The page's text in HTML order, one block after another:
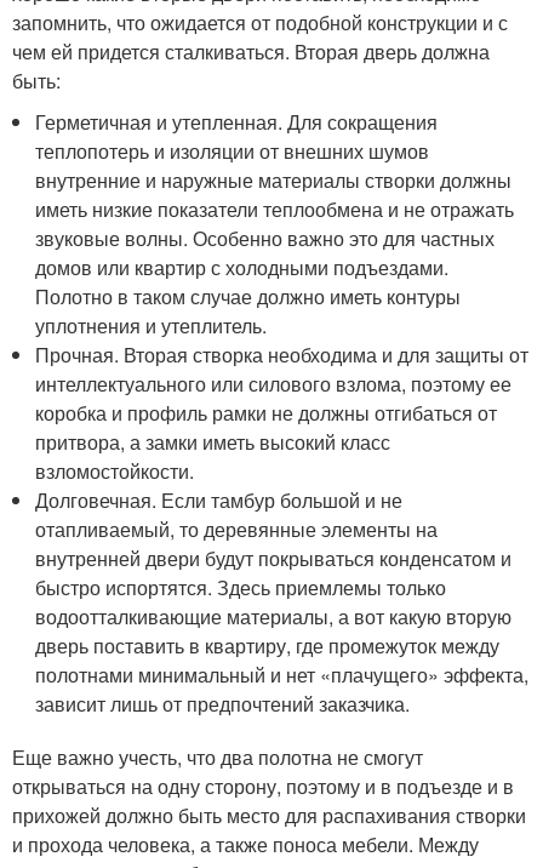
запомнить, что ожидается от подобной конструкции и с
чем ей придется сталкиваться. Вторая дверь должна
быть:
Герметичная и утепленная. Для сокращения
теплопотерь и изоляции от внешних шумов
внутренние и наружные материалы створки должны
иметь низкие показатели теплообмена и не отражать
звуковые волны. Особенно важно это для частных
домов или квартир с холодными подъездами.
Полотно в таком случае должно иметь контуры
уплотнения и утеплитель.
Прочная. Вторая створка необходима и для защиты от
интеллектуального или силового взлома, поэтому ее
коробка и профиль рамки не должны отгибаться от
притвора, а замки иметь высокий класс
взломостойкости.
Долговечная. Если тамбур большой и не
отапливаемый, то деревянные элементы на
внутренней двери будут покрываться конденсатом и
быстро испортятся. Здесь приемлемы только
водоотталкивающие материалы, а вот какую вторую
дверь поставить в квартиру, где промежуток между
полотнами минимальный и нет «плачущего» эффекта,
зависит лишь от предпочтений заказчика.
Еще важно учесть, что два полотна не смогут
открываться на одну сторону, поэтому и в подъезде и в
прихожей должно быть место для распахивания створки
и прохода человека, а также поноса мебели. Между